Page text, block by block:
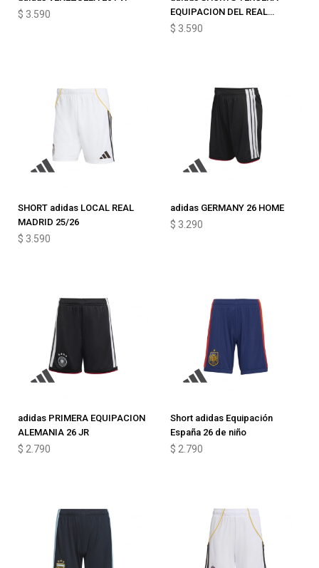
$ 3.590
EQUIPACION DEL REAL
MADRID 25/26
$ 3.590
SHORT adidas LOCAL REAL
MADRID 25/26
$ 3.590
adidas GERMANY 26 HOME
$ 3.290
adidas PRIMERA EQUIPACION
ALEMANIA 26 JR
$ 2.790
Short adidas Equipación
España 26 de niño
$ 2.790